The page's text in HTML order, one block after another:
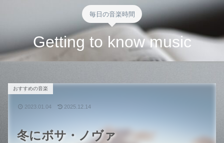
毎日の音楽時間
Getting to know music
冬にボサ・ノヴァ
おすすめの音楽
2023.01.04 2025.12.14